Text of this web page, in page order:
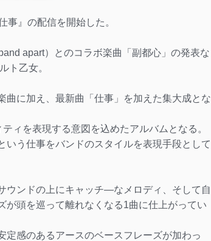
事』の配信を開始した。
apart）とのコラボ楽曲「副都心」の発表な
ト乙女。
に加え、最新曲「仕事」を加えた集大成とな
ィを表現する意図を込めたアルバムとなる。
いう仕事をバンドのスタイルを表現手段として
ウンドの上にキャッチ―なメロディ、そして自
頭を巡って離れなくなる1曲に仕上がってい
定感のあるアースのベースフレーズが加わっ